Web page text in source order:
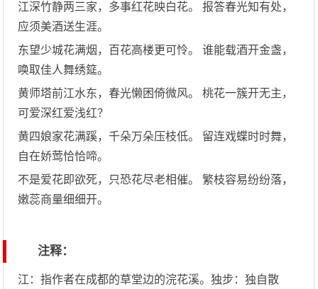
江深竹静两三家，多事红花映白花。 报答春光知有处，
应须美酒送生涯。
东望少城花满烟，百花高楼更可怜。 谁能载酒开金盏，
唤取佳人舞绣筵。
黄师塔前江水东，春光懒困倚微风。 桃花一簇开无主，
可爱深红爱浅红？
黄四娘家花满蹊，千朵万朵压枝低。 留连戏蝶时时舞，
自在娇莺恰恰啼。
不是爱花即欲死，只恐花尽老相催。 繁枝容易纷纷落，
嫩蕊商量细细开。
注释：
江：指作者在成都的草堂边的浣花溪。独步：独自散